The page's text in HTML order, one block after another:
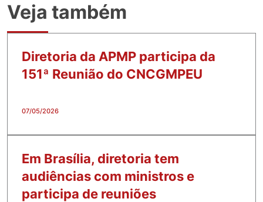
Veja também
Diretoria da APMP participa da
151ª Reunião do CNCGMPEU
07/05/2026
Em Brasília, diretoria tem
audiências com ministros e
participa de reuniões